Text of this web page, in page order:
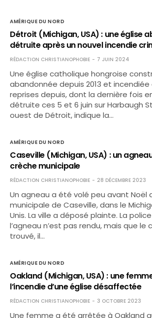
AMÉRIQUE DU NORD
Détroit (Michigan, USA) : une église
détruite après un nouvel incendie
RÉDACTION CHRISTIANOPHOBIE 7 JUIN 2024
Une église catholique hongroise
abandonnée depuis 2013 et
reprises depuis, dont la dernière fois
détruite ces 5 et 6 juin sur Harbaugh
ouest de Détroit, indique la…
AMÉRIQUE DU NORD
Caseville (Michigan, USA) : un
crèche municipale
RÉDACTION CHRISTIANOPHOBIE 28 DÉCEMBRE 2023
Un agneau a été volé peu avant Noël
municipale de Caseville, dans le
Unis. La ville a déposé plainte. La
l’agneau n’est pas rendu, mais que le
trouvé, il…
AMÉRIQUE DU NORD
Oakland (Michigan, USA) : une
l’incendie d’une église désaffectée
RÉDACTION CHRISTIANOPHOBIE 3 OCTOBRE 2023
Une femme a été arrêtée à Oakland